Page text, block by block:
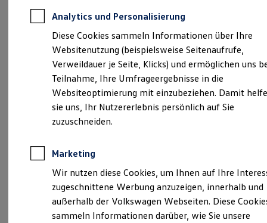
Kfz-Versicherung
Restschuldversicherungen
Garantien
Wartungsverträge
Geschäftskunden
Professional Class bei Volkswagen
Großkunden
Behörden
Direktkunden
Sonderfahrzeuge
Anpfiff zum Gewinn
Elektroautos
ID. Tutorials
Der neue ID. Polo
Der ID.4
Der ID.4 GTX
Der ID.5 GTX
Verantwortlich für die Inhalte auf dieser Seite ist die Autohaus
Eberstein GmbH (Impressum & Rechtliches)
Zum Fruchthof 3, 21614 Buxtehude
info-vw@autohaus-eberstein.de
Montag
Sonntag
Geschlossen
Analytics und Personalisierung
Diese Cookies sammeln Informationen über Ihre
Websitenutzung (beispielsweise Seitenaufrufe,
Verweildauer je Seite, Klicks) und ermöglichen uns
Teilnahme, Ihre Umfrageergebnisse in die
Websiteoptimierung mit einzubeziehen. Damit
sie uns, Ihr Nutzererlebnis persönlich auf Sie
zuzuschneiden.
Marketing
Wir nutzen diese Cookies, um Ihnen auf Ihre
zugeschnittene Werbung anzuzeigen, innerhalb und
außerhalb der Volkswagen Webseiten. Diese
sammeln Informationen darüber, wie Sie unsere